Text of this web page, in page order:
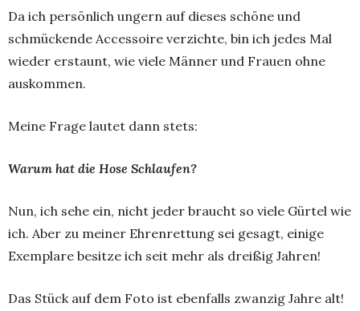
Da ich persönlich ungern auf dieses schöne und
schmückende Accessoire verzichte, bin ich jedes Mal
wieder erstaunt, wie viele Männer und Frauen ohne
auskommen.
Meine Frage lautet dann stets:
Warum hat die Hose Schlaufen?
Nun, ich sehe ein, nicht jeder braucht so viele Gürtel wie
ich. Aber zu meiner Ehrenrettung sei gesagt, einige
Exemplare besitze ich seit mehr als dreißig Jahren!
Das Stück auf dem Foto ist ebenfalls zwanzig Jahre alt!